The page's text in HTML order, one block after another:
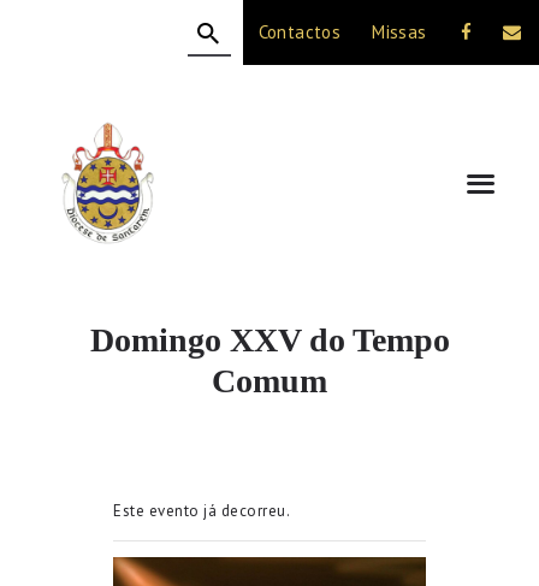
Contactos Missas
Domingo XXV do Tempo
Comum
A DIOCESE
CELEBRAÇÃO
VIDA CRISTÃ
NOTÍCIAS
Este evento já decorreu.